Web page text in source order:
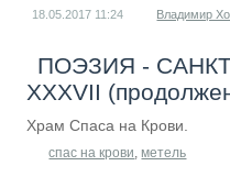
18.05.2017 11:24 Владимир
ПОЭЗИЯ -
XXXVII
Храм Спаса на Крови.
спас на крови, метель